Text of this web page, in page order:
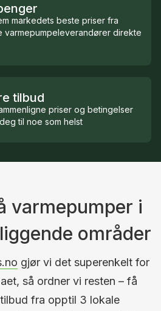
markedets beste priser fra
varmepumpeleverandører direkte
tilbud
priser og betingelser
til noe som helst
varmepumper i
områder
gjør vi det superenkelt for
så ordner vi resten – få
fra opptil 3 lokale